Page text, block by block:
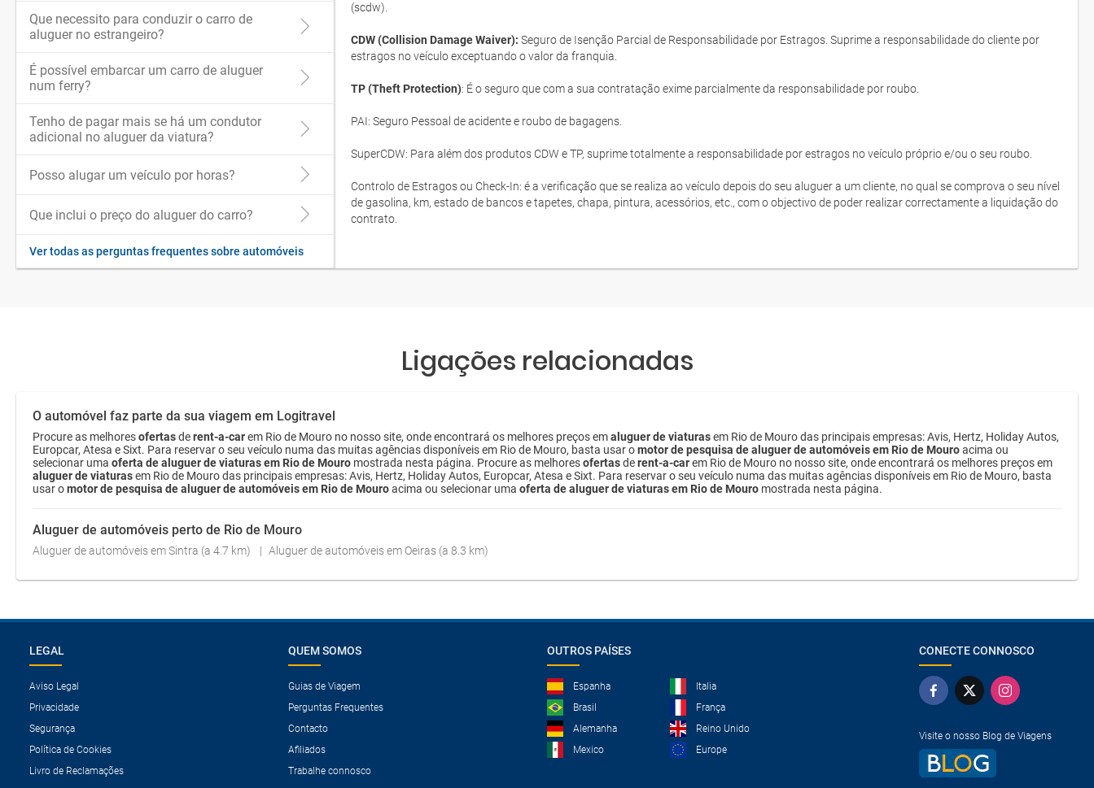
Que necessito para conduzir o carro de
aluguer no estrangeiro?
É possível embarcar um carro de aluguer
num ferry?
Tenho de pagar mais se há um condutor
adicional no aluguer da viatura?
Posso alugar um veículo por horas?
Que inclui o preço do aluguer do carro?
Ver todas as perguntas frequentes sobre automóveis
(scdw).
CDW (Collision Damage Waiver): Seguro de Isenção Parcial de Responsabilidade por Estragos. Suprime a responsabilidade do cliente por
estragos no veículo exceptuando o valor da franquia.
TP (Theft Protection): É o seguro que com a sua contratação exime parcialmente da responsabilidade por roubo.
PAI: Seguro Pessoal de acidente e roubo de bagagens.
SuperCDW: Para além dos produtos CDW e TP, suprime totalmente a responsabilidade por estragos no veículo próprio e/ou o seu roubo.
Controlo de Estragos ou Check-In: é a verificação que se realiza ao veículo depois do seu aluguer a um cliente, no qual se comprova o seu nível
de gasolina, km, estado de bancos e tapetes, chapa, pintura, acessórios, etc., com o objectivo de poder realizar correctamente a liquidação do
contrato.
Ligações relacionadas
O automóvel faz parte da sua viagem em Logitravel
Procure as melhoresofertasderent-a-carem Rio de Mouro no nosso site, onde encontrará os melhores preços emaluguer de viaturasem Rio de Mouro das principais empresas: Avis, Hertz, Holiday Autos,
Europcar, Atesa e Sixt. Para reservar o seu veículo numa das muitas agências disponíveis em Rio de Mouro, basta usar omotor de pesquisa de aluguer de automóveis em Rio de Mouroacima ou
selecionar uma oferta de aluguer de viaturas em Rio de Mouro mostrada nesta página. Procure as melhoresofertasderent-a-carem Rio de Mouro no nosso site, onde encontrará os melhores preços em
aluguer de viaturasem Rio de Mouro das principais empresas: Avis, Hertz, Holiday Autos, Europcar, Atesa e Sixt. Para reservar o seu veículo numa das muitas agências disponíveis em Rio de Mouro, basta
usar omotor de pesquisa de aluguer de automóveis em Rio de Mouroacima ou selecionar uma oferta de aluguer de viaturas em Rio de Mouro mostrada nesta página.
Aluguer de automóveis perto de Rio de Mouro
Aluguer de automóveis em Sintra (a 4.7 km) Aluguer de automóveis em Oeiras (a 8.3 km)
LEGAL
Aviso Legal
Privacidade
Segurança
Política de Cookies
Livro de Reclamações
QUEM SOMOS
Guias de Viagem
Perguntas Frequentes
Contacto
Afiliados
Trabalhe connosco
OUTROS PAÍSES
Espanha
Italia
Brasil
França
Alemanha
Reino Unido
Mexico
Europe
CONECTE CONNOSCO
Visite o nosso Blog de Viagens